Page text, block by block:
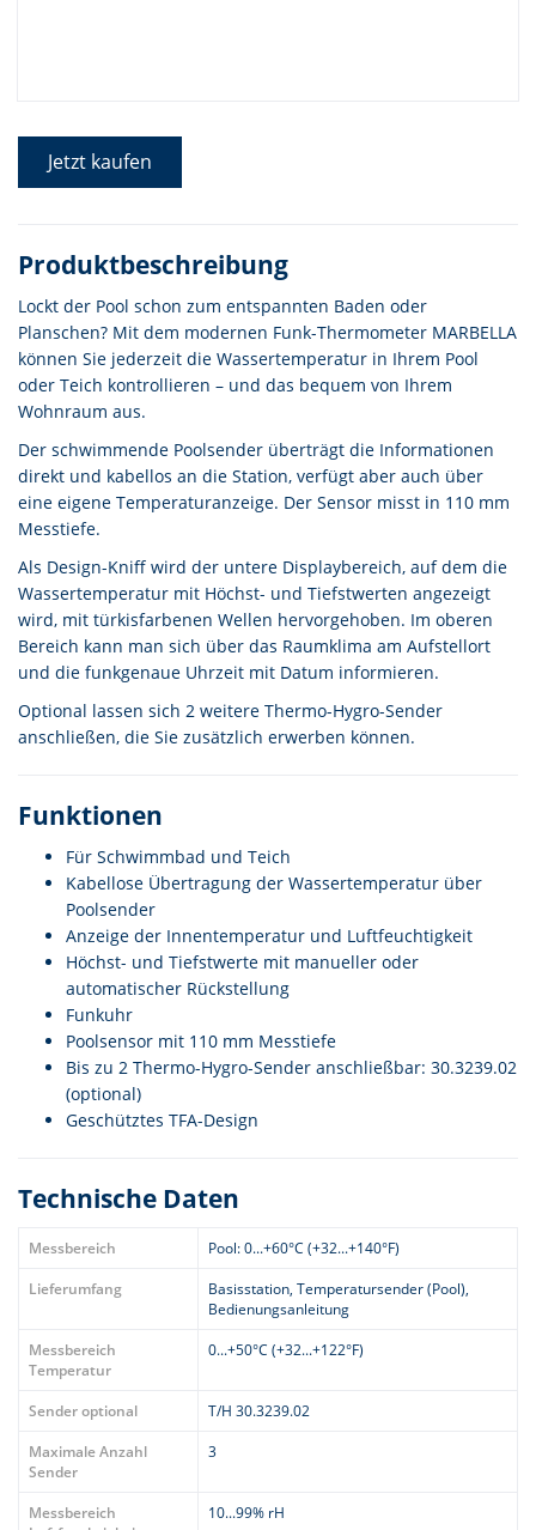
Jetzt kaufen
Produktbeschreibung
Lockt der Pool schon zum entspannten Baden oder
Planschen? Mit dem modernen Funk-Thermometer MARBELLA
können Sie jederzeit die Wassertemperatur in Ihrem Pool
oder Teich kontrollieren – und das bequem von Ihrem
Wohnraum aus.
Der schwimmende Poolsender überträgt die Informationen
direkt und kabellos an die Station, verfügt aber auch über
eine eigene Temperaturanzeige. Der Sensor misst in 110 mm
Messtiefe.
Als Design-Kniff wird der untere Displaybereich, auf dem die
Wassertemperatur mit Höchst- und Tiefstwerten angezeigt
wird, mit türkisfarbenen Wellen hervorgehoben. Im oberen
Bereich kann man sich über das Raumklima am Aufstellort
und die funkgenaue Uhrzeit mit Datum informieren.
Optional lassen sich 2 weitere Thermo-Hygro-Sender
anschließen, die Sie zusätzlich erwerben können.
Funktionen
Für Schwimmbad und Teich
Kabellose Übertragung der Wassertemperatur über
Poolsender
Anzeige der Innentemperatur und Luftfeuchtigkeit
Höchst- und Tiefstwerte mit manueller oder
automatischer Rückstellung
Funkuhr
Poolsensor mit 110 mm Messtiefe
Bis zu 2 Thermo-Hygro-Sender anschließbar: 30.3239.02
(optional)
Geschütztes TFA-Design
Technische Daten
Messbereich
Pool: 0...+60°C (+32...+140°F)
Lieferumfang
Basisstation, Temperatursender (Pool),
Bedienungsanleitung
Messbereich
Temperatur
0...+50°C (+32...+122°F)
Sender optional
T/H 30.3239.02
Maximale Anzahl
Sender
3
Messbereich
10...99% rH